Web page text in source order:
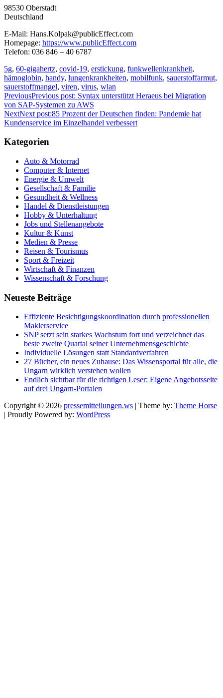
98530 Oberstadt
Deutschland
E-Mail: Hans.Kolpak@publicEffect.com
Homepage: https://www.publicEffect.com
Telefon: 036 846 – 40 6787
5g, 60-gigahertz, covid-19, erstickung, funkwellenkrankheit,
hämoglobin, handy, lungenkrankheiten, mobilfunk, sauerstoffarmut,
sauerstoffmangel, viren, virus, wlan
PreviousPrevious post: Syntax unterstützt Heraeus bei Migration
von SAP-Systemen zu AWS
NextNext post:85 Prozent der Deutschen finden: Pandemie hat
Kundenservice im Einzelhandel verbessert
Kategorien
Auto & Motorrad
Computer & Internet
Energie & Umwelt
Gesellschaft & Familie
Gesundheit & Wellness
Handel & Dienstleistungen
Hobby & Unterhaltung
Jobs und Stellenangebote
Kultur & Kunst
Medien & Presse
Reisen & Tourismus
Sport & Freizeit
Wirtschaft & Finanzen
Wissenschaft & Forschung
Neueste Beiträge
Effiziente Besichtigungskoordination durch professionellen
Maklerservice
SNP setzt sein starkes Wachstum fort und verzeichnet das
beste zweite Quartal seiner Unternehmensgeschichte
Individuelle Lösungen statt Standardverfahren
27 Bücher, ein neues Zuhause: Das Wissensportal für alle, die
Ungarn wirklich verstehen wollen
Endlich sichtbar für die richtigen Leser: Eigene Angebotsseite
auf drei Ungarn-Portalen
Copyright © 2026 pressemitteilungen.ws | Theme by: Theme Horse
| Proudly Powered by: WordPress